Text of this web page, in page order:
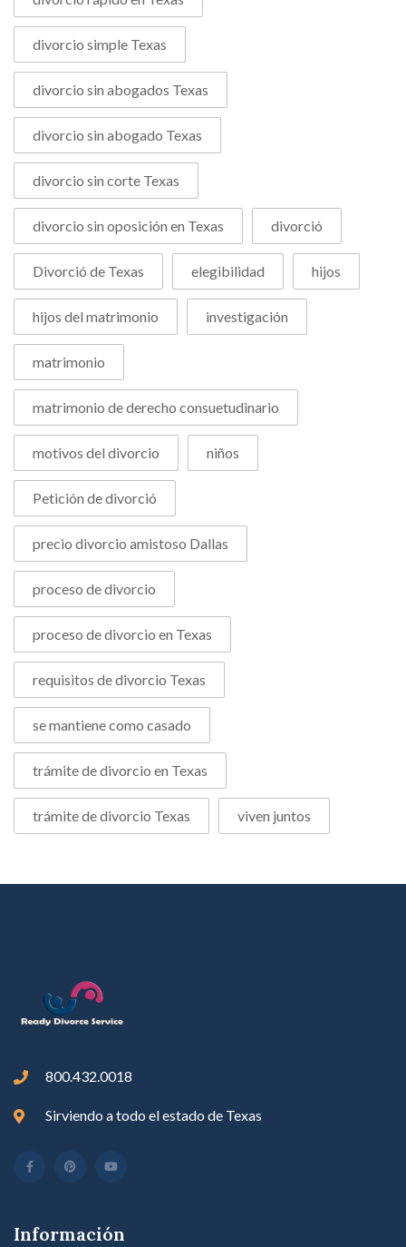
divorcio simple Texas
divorcio sin abogados Texas
divorcio sin abogado Texas
divorcio sin corte Texas
divorcio sin oposición en Texas divorció
Divorció de Texas elegibilidad hijos
hijos del matrimonio investigación
matrimonio
matrimonio de derecho consuetudinario
motivos del divorcio niños
Petición de divorció
precio divorcio amistoso Dallas
proceso de divorcio
proceso de divorcio en Texas
requisitos de divorcio Texas
se mantiene como casado
trámite de divorcio en Texas
trámite de divorcio Texas viven juntos
800.432.0018
Sirviendo a todo el estado de Texas
Información